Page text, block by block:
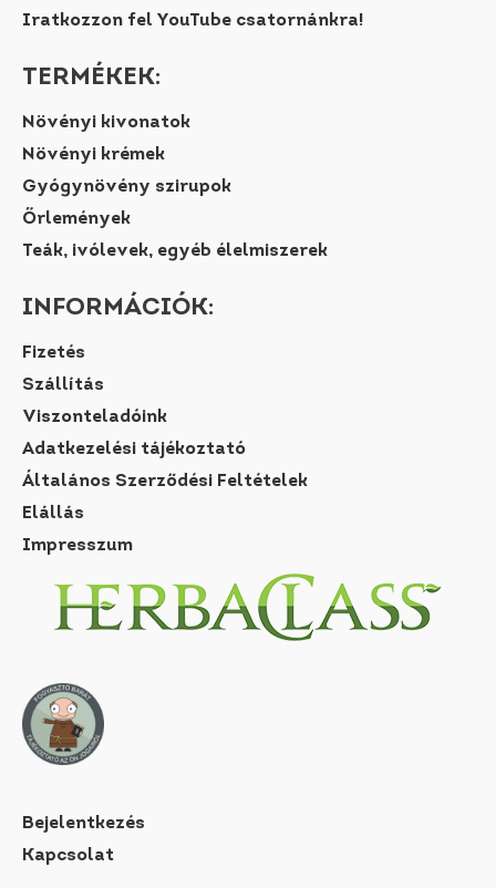
Iratkozzon fel YouTube csatornánkra!
TERMÉKEK:
Növényi kivonatok
Növényi krémek
Gyógynövény szirupok
Őrlemények
Teák, ivólevek, egyéb élelmiszerek
INFORMÁCIÓK:
Fizetés
Szállítás
Viszonteladóink
Adatkezelési tájékoztató
Általános Szerződési Feltételek
Elállás
Impresszum
Bejelentkezés
Kapcsolat